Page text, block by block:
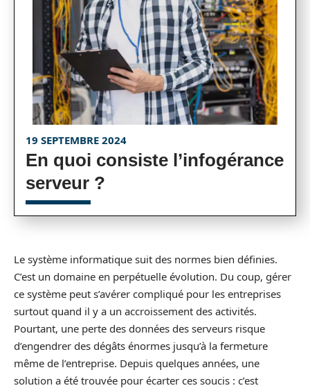
19 SEPTEMBRE 2024
En quoi consiste l’infogérance
serveur ?
Le système informatique suit des normes bien définies.
C’est un domaine en perpétuelle évolution. Du coup, gérer
ce système peut s’avérer compliqué pour les entreprises
surtout quand il y a un accroissement des activités.
Pourtant, une perte des données des serveurs risque
d’engendrer des dégâts énormes jusqu’à la fermeture
même de l’entreprise. Depuis quelques années, une
solution a été trouvée pour écarter ces soucis : c’est